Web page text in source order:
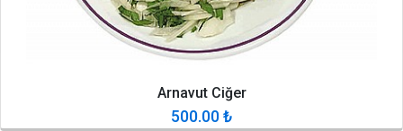
Arnavut Ciğer
500.00₺